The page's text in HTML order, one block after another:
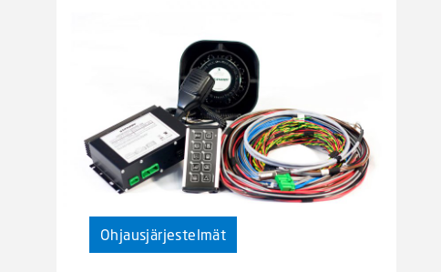
Ohjausjärjestelmät